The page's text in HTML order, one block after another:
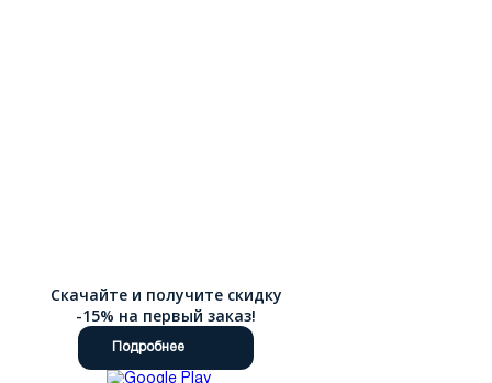
Скачайте и получите скидку
-15% на первый заказ!
Подробнее